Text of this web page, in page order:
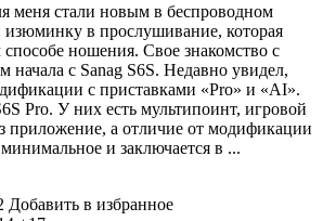
меня стали новым в беспроводном
в прослушивание, которая
ношения. Свое знакомство с
начала с Sanag S6S. Недавно увидел,
с приставками «Pro» и «AI».
Pro. У них есть мультипоинт, игровой
приложение, а отличие от модификации
и заключается в ...
Добавить в избранное